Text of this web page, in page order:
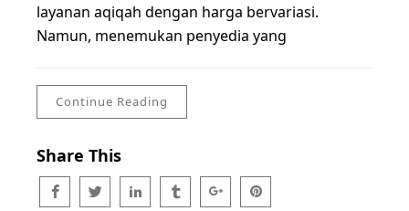
layanan aqiqah dengan harga bervariasi.
Namun, menemukan penyedia yang
Continue Reading
Share This